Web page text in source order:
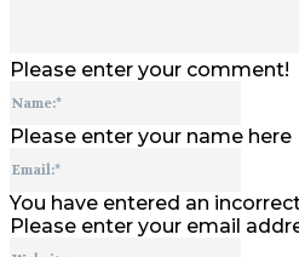
Please enter your comment!
Please enter your name here
You have entered an
Please enter your email